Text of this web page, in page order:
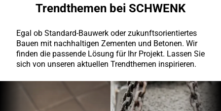
Trendthemen bei SCHWENK
Egal ob Standard-Bauwerk oder zukunftsorientiertes
Bauen mit nachhaltigen Zementen und Betonen. Wir
finden die passende Lösung für Ihr Projekt. Lassen Sie
sich von unseren aktuellen Trendthemen inspirieren.